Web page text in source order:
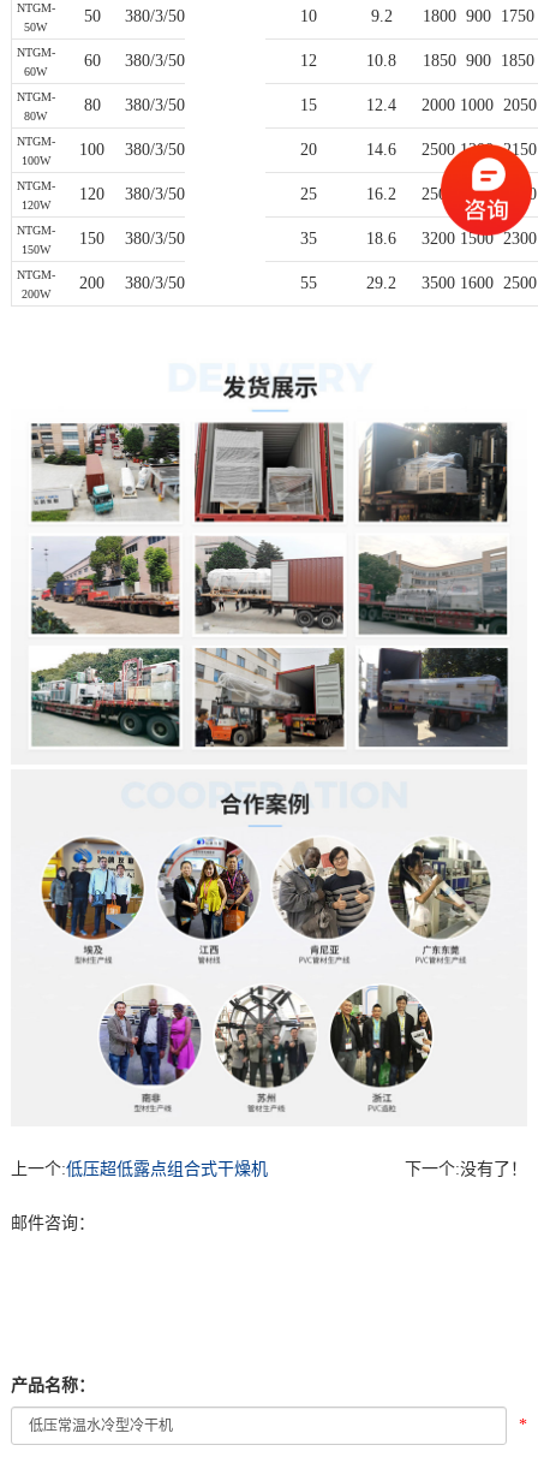
NTGM-
50W
50 380/3/50 10 9.2 1800 900 1750
NTGM-
60W
60 380/3/50 12 10.8 1850 900 1850
NTGM-
80W
80 380/3/50 15 12.4 2000 1000 2050
NTGM-
100W
100 380/3/50 20 14.6 2500 1200 2150
NTGM-
120W
120 380/3/50 25 16.2 2500 1200 2150
NTGM-
150W
150 380/3/50 35 18.6 3200 1500 2300
NTGM-
200W
200 380/3/50 55 29.2 3500 1600 2500
上一个:低压超低露点组合式干燥机 下一个:没有了！
邮件咨询：
产品名称：
*